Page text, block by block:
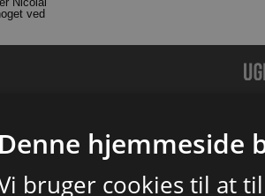
ved
Denne hjemmeside
bruger cookies til at